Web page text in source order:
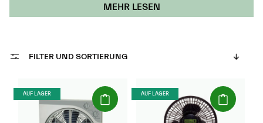
von frischer Luft und die Verhinderung von Luftstagnation
unterstützen Umluftventilatoren nicht nur das
MEHR LESEN
FILTER UND SORTIERUNG
AUF LAGER (Paket) AUF LAGER (Paket)